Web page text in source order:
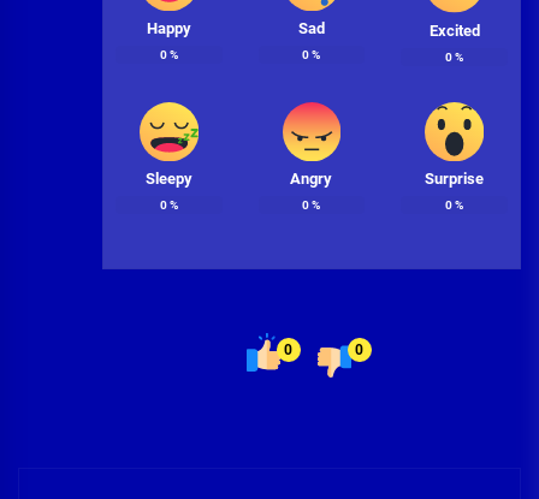
Happy
0%
Sad
0%
Excited
0%
Sleepy
0%
Angry
0%
Surprise
0%
0 0